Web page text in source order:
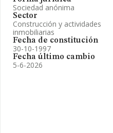
Sociedad anónima
Sector
Construcción y actividades
inmobiliarias
Fecha de constitución
30-10-1997
Fecha último cambio
5-6-2026